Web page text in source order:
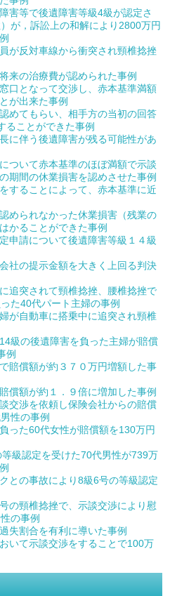
害等で後遺障害等級4級が認定さ
が，訴訟上の和解により2800万円
が反対車線から衝突され頸椎捻挫
来の治療費が認められた事例
口となって交渉し、赤本基準満額
が出来た事例
めてもらい、相手方の当初の回答
ることができた事例
長に伴う後遺障害が残る可能性があ
ついて赤本基準のほぼ満額で示談
期間の休業損害を認めさせた事例
することによって、赤本基準に近
められなかった休業損害（残業の
かることができた事例
申請について後遺障害等級１４級
社の提示金額を大きく上回る判決
追突されて頸椎捻挫、腰椎捻挫で
た40代パート主婦の事例
が自動車に搭乗中に追突され頸椎
級の後遺障害を負った主婦が賠償
例
賠償額が約３７０万円増額した事
償額が約１．９倍に増加した事例
交渉を依頼し保険会社からの賠償
性の事例
った60代女性が賠償額を130万円
等級認定を受けた70代男性が739万
との事故により8級6号の等級認定
の頸椎捻挫で、示談交渉により慰
の事例
失割合を有利に導いた事例
いて示談交渉をすることで100万